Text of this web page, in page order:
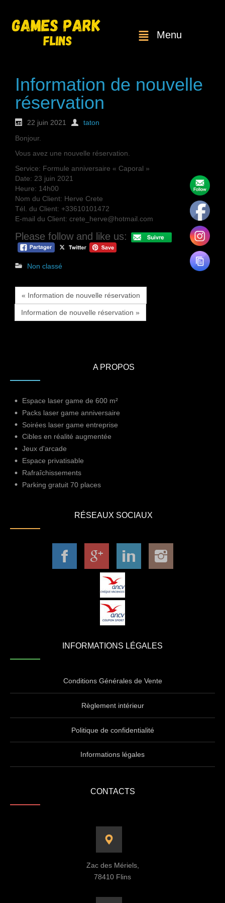
Menu
Information de nouvelle
réservation
22 juin 2021
taton
Bonjour.
Vous avez une nouvelle réservation.
Service: Formule anniversaire « Caporal »
Date: 23 juin 2021
Heure: 14h00
Nom du Client: Herve Crete
Tél. du Client: +33610101472
E-mail du Client: crete_herve@hotmail.com
Please follow and like us:
Non classé
« Information de nouvelle réservation
Information de nouvelle réservation »
A PROPOS
Espace laser game de 600 m²
Packs laser game anniversaire
Soirées laser game entreprise
Cibles en réalité augmentée
Jeux d'arcade
Espace privatisable
Rafraîchissements
Parking gratuit 70 places
RÉSEAUX SOCIAUX
INFORMATIONS LÉGALES
Conditions Générales de Vente
Règlement intérieur
Politique de confidentialité
Informations légales
CONTACTS
Zac des Mériels,
78410 Flins